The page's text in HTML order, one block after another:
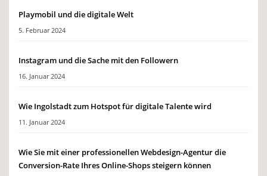
Playmobil und die digitale Welt
5. Februar 2024
Instagram und die Sache mit den Followern
16. Januar 2024
Wie Ingolstadt zum Hotspot für digitale Talente wird
11. Januar 2024
Wie Sie mit einer professionellen Webdesign-Agentur die
Conversion-Rate Ihres Online-Shops steigern können